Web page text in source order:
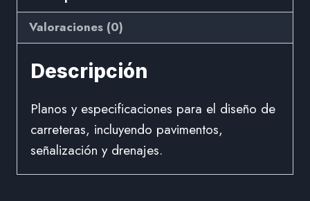
Valoraciones (0)
Descripción
Planos y especificaciones para el diseño de
carreteras, incluyendo pavimentos,
señalización y drenajes.